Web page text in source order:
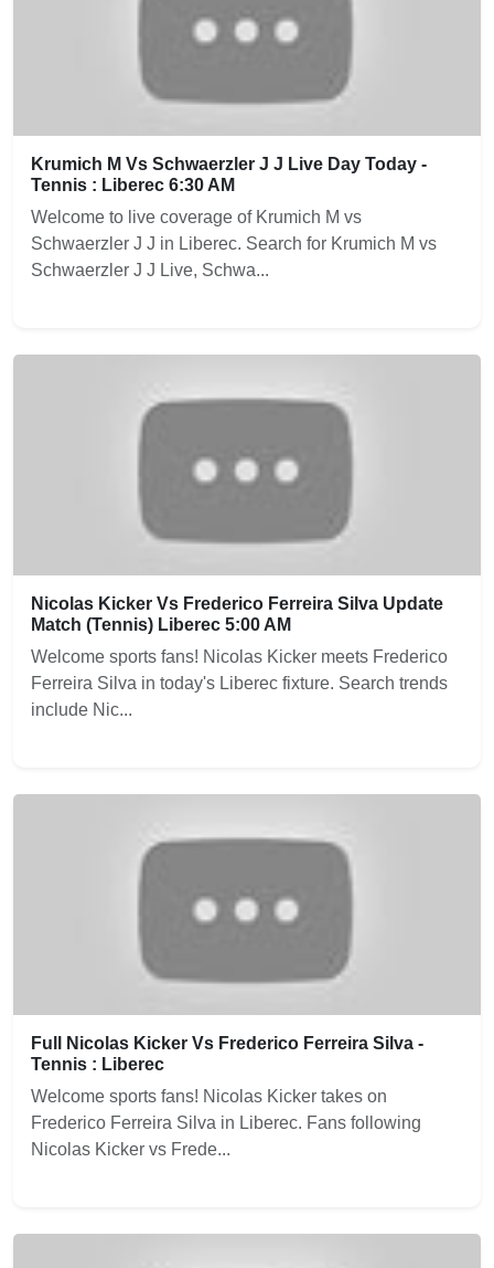
Krumich M Vs Schwaerzler J J Live Day Today -
Tennis : Liberec 6:30 AM
Welcome to live coverage of Krumich M vs
Schwaerzler J J in Liberec. Search for Krumich M vs
Schwaerzler J J Live, Schwa...
Nicolas Kicker Vs Frederico Ferreira Silva Update
Match (Tennis) Liberec 5:00 AM
Welcome sports fans! Nicolas Kicker meets Frederico
Ferreira Silva in today's Liberec fixture. Search trends
include Nic...
Full Nicolas Kicker Vs Frederico Ferreira Silva -
Tennis : Liberec
Welcome sports fans! Nicolas Kicker takes on
Frederico Ferreira Silva in Liberec. Fans following
Nicolas Kicker vs Frede...